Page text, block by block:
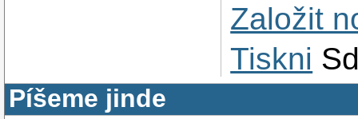
Založit
Tiskni
Píšeme jinde